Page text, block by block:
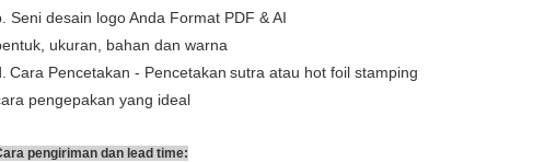
Seni desain logo Anda Format PDF & AI
ukuran, bahan dan warna
Cara Pencetakan - Pencetakan sutra atau hot foil stamping
pengepakan yang ideal
pengiriman dan lead time: